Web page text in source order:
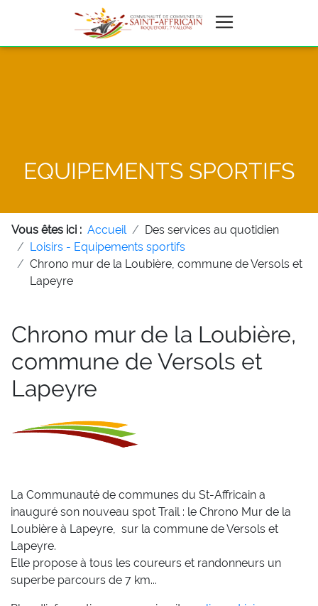
EQUIPEMENTS SPORTIFS
Vous êtes ici : Accueil
Des services au quotidien
Loisirs - Equipements sportifs
Chrono mur de la Loubière, commune de Versols et
Lapeyre
Chrono mur de la Loubière,
commune de Versols et
Lapeyre
La Communauté de communes du St-Affricain a
inauguré son nouveau spot Trail : le Chrono Mur de la
Loubière à Lapeyre, sur la commune de Versols et
Lapeyre.
Elle propose à tous les coureurs et randonneurs un
superbe parcours de 7 km...